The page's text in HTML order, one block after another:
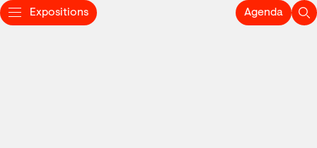
Expositions Agenda